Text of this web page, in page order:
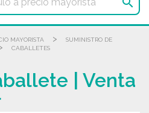
MAYORISTA >
SUMINISTRO DE
CABALLETES
| Venta